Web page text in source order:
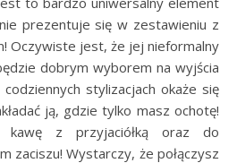
prezentuje się w zestawieniu z
Oczywiste jest, że jej nieformalny
dobrym wyborem na wyjścia
stylizacjach okaże się
ją, gdzie tylko masz ochotę!
kawę z przyjaciółką oraz do
zaciszu! Wystarczy, że połączysz